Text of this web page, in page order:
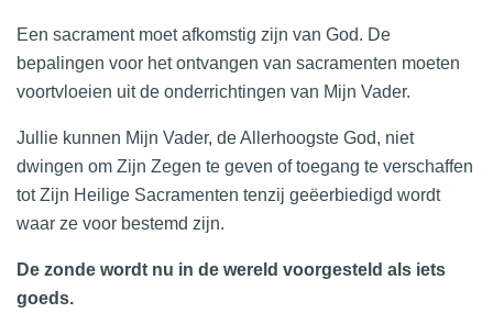
Een sacrament moet afkomstig zijn van God. De
bepalingen voor het ontvangen van sacramenten moeten
voortvloeien uit de onderrichtingen van Mijn Vader.
Jullie kunnen Mijn Vader, de Allerhoogste God, niet
dwingen om Zijn Zegen te geven of toegang te verschaffen
tot Zijn Heilige Sacramenten tenzij geëerbiedigd wordt
waar ze voor bestemd zijn.
De zonde wordt nu in de wereld voorgesteld als iets
goeds.